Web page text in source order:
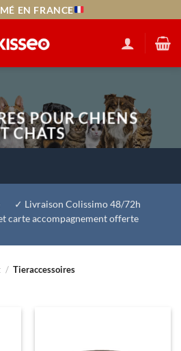
EN FRANCE
POUR CHIENS
CHATS
Livraison Colissimo 48/72h
carte accompagnement offerte
/ Tieraccessoires